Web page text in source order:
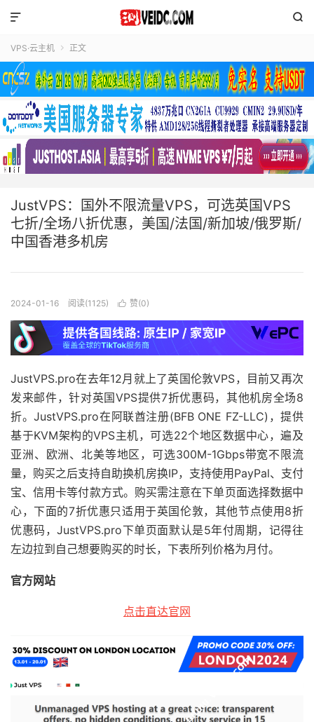


VPS·云主机  正文
JustVPS：国外不限流量VPS，可选英国VPS
七折/全场八折优惠，美国/法国/新加坡/俄罗斯/
中国香港多机房
2024-01-16 阅读(1125)  赞(0)
JustVPS.pro在去年12月就上了英国伦敦VPS，目前又再次
发来邮件，针对英国VPS提供7折优惠码，其他机房全场8
折。JustVPS.pro在阿联酋注册(BFB ONE FZ-LLC)，提供
基于KVM架构的VPS主机，可选22个地区数据中心，遍及
亚洲、欧洲、北美等地区，可选300M-1Gbps带宽不限流
量，购买之后支持自助换机房换IP，支持使用PayPal、支付
宝、信用卡等付款方式。购买需注意在下单页面选择数据中
心，下面的7折优惠只适用于英国伦敦，其他节点使用8折
优惠码，JustVPS.pro下单页面默认是5年付周期，记得往
左边拉到自己想要购买的时长，下表所列价格为月付。
官方网站
点击直达官网